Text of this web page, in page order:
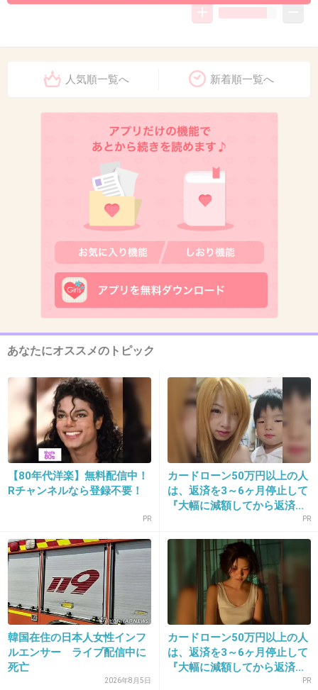
君の声が聞きたい夜は
2018/11/09(金) 15:57:58
2018/11/09(金) 15:58:03
こんな私を選んでくれて本当にありがとう。
･･･うれしくて震える
15. 匿名 2018/11/09(金) 15:58:14
クリスマスの鐘は君へのLOVEsong
+9 -0
16. 匿名2018/11/09(金) 15:58:26
それでも君が好き
人気順一覧へ 新着順一覧へ
あなたにオススメのトピック
【80年代洋楽】無料配信中！
Rチャンネルなら登録不要！
PR
カードローン50万円以上の人
は、返済を3～6ヶ月停止して
『大幅に減額してから返済...
PR
韓国在住の日本人女性インフ
ルエンサー ライブ配信中に
死亡
2026年8月5日
カードローン50万円以上の人
は、返済を3～6ヶ月停止して
『大幅に減額してから返済...
PR